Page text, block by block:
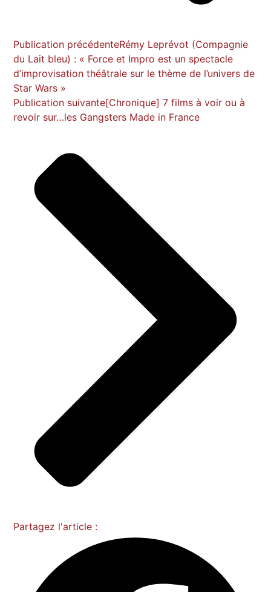
Publication précédenteRémy Leprévot (Compagnie
du Lait bleu) : « Force et Impro est un spectacle
d’improvisation théâtrale sur le thème de l’univers de
Star Wars »
Publication suivante[Chronique] 7 films à voir ou à
revoir sur…les Gangsters Made in France
Partagez l'article :